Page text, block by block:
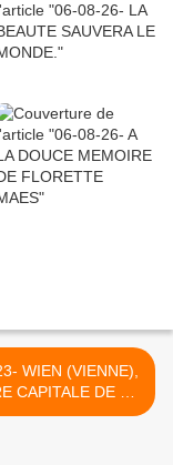
WIEN (VIENNE),
CAPITALE DE LA
LUMIERE (2008) >